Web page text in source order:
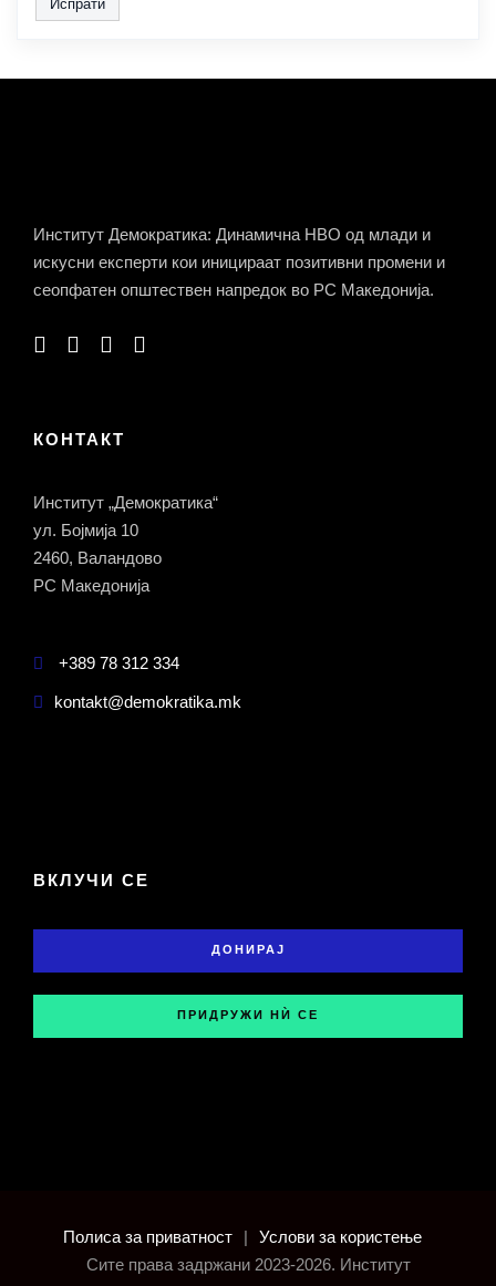
Испрати
Институт Демократика: Динамична НВО од млади и
искусни експерти кои иницираат позитивни промени и
сеопфатен општествен напредок во РС Македонија.
КОНТАКТ
Институт „Демократика“
ул. Бојмија 10
2460, Валандово
РС Македонија
+389 78 312 334
kontakt@demokratika.mk
ВКЛУЧИ СЕ
ДОНИРАЈ
ПРИДРУЖИ НЍ СЕ
Полиса за приватност |
Услови за користење
Сите права задржани 2023-2026. Институт